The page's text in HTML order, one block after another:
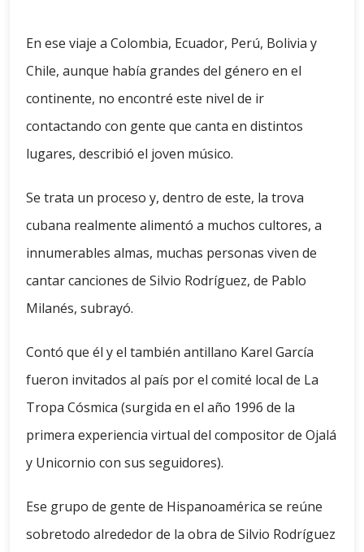
En ese viaje a Colombia, Ecuador, Perú, Bolivia y
Chile, aunque había grandes del género en el
continente, no encontré este nivel de ir
contactando con gente que canta en distintos
lugares, describió el joven músico.
Se trata un proceso y, dentro de este, la trova
cubana realmente alimentó a muchos cultores, a
innumerables almas, muchas personas viven de
cantar canciones de Silvio Rodríguez, de Pablo
Milanés, subrayó.
Contó que él y el también antillano Karel García
fueron invitados al país por el comité local de La
Tropa Cósmica (surgida en el año 1996 de la
primera experiencia virtual del compositor de Ojalá
y Unicornio con sus seguidores).
Ese grupo de gente de Hispanoamérica se reúne
sobretodo alrededor de la obra de Silvio Rodríguez